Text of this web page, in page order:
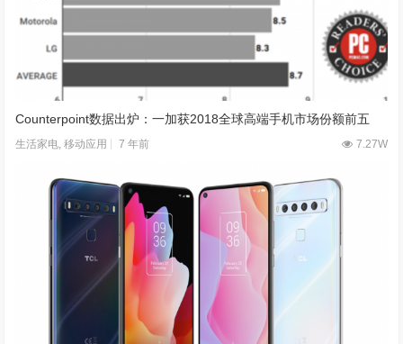
Counterpoint数据出炉：一加获2018全球高端手机市场份额前五
生活家电,移动应用 7 年前 7.27W